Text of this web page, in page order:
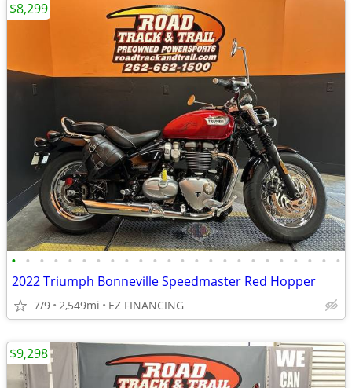
• • • • • • • • • • • • • • • • • • • • • • • •
2022 Triumph Bonneville Speedmaster Red Hopper
7/9 2,549mi EZ FINANCING
$8,299
$9,298